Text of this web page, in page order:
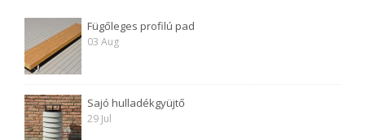
Fügőleges profilú pad
03 Aug
Sajó hulladékgyüjtő
29 Jul